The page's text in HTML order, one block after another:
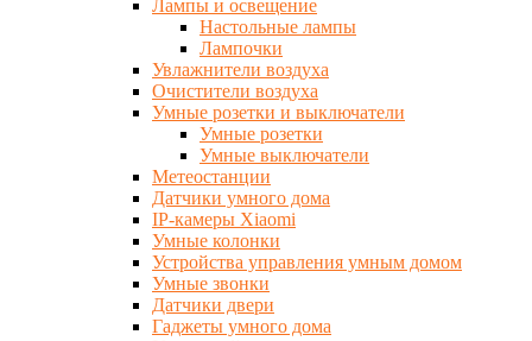
Лампы и освещение
Настольные лампы
Лампочки
Увлажнители воздуха
Очистители воздуха
Умные розетки и выключатели
Умные розетки
Умные выключатели
Метеостанции
Датчики умного дома
IP-камеры Xiaomi
Умные колонки
Устройства управления умным домом
Умные звонки
Датчики двери
Гаджеты умного дома